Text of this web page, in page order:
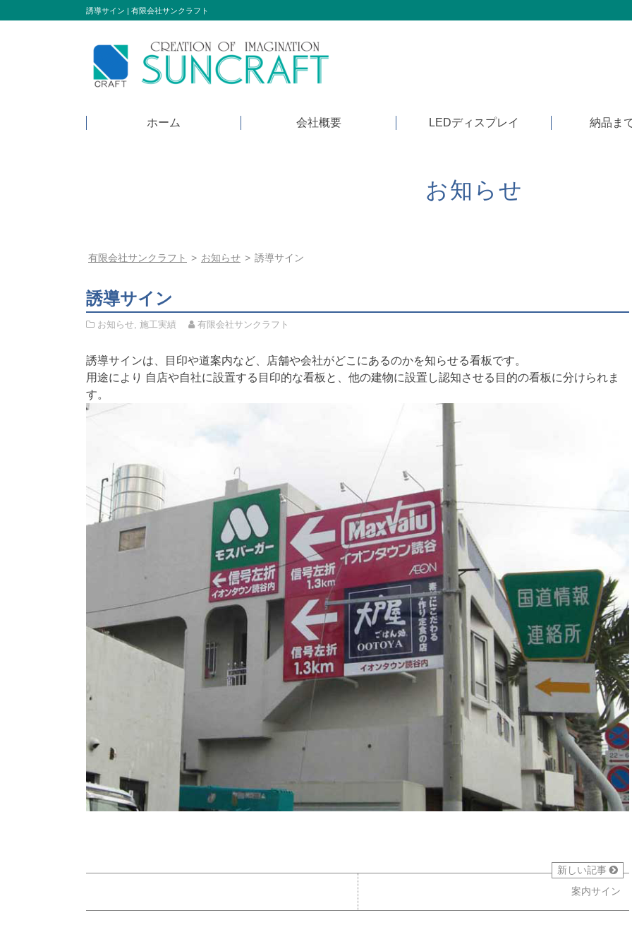
to
誘導サイン | 有限会社サンクラフト
ホーム 会社概要 LEDディスプレイ 納品ま
お知らせ
有限会社サンクラフト > お知らせ > 誘導サイン
誘導サイン
お知らせ 施工実績 有限会社サンクラフト
誘導サインは、目印や道案内など、店舗や会社がどこにあるのかを知らせる看板です。
用途により 自店や自社に設置する目印的な看板と、他の建物に設置し認知させる目的の看板に分けられま
す。
新しい記事
案内サイン